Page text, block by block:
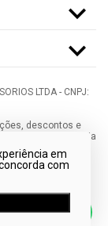
LTDA - CNPJ:
descontos e
para compras via
de propriedade da
autorização.
em
com